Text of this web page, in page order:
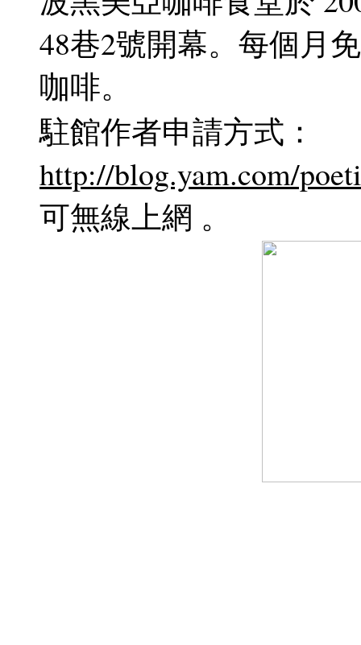
48巷2號開幕。每個月
咖啡。
駐館作者申請方式：
http://blog.yam.com/
可無線上網 。